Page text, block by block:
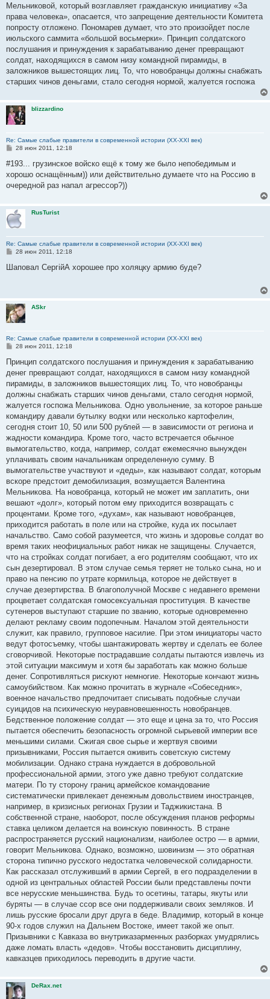
Мельниковой, который возглавляет гражданскую инициативу «За
права человека», опасается, что запрещение деятельности Комитета
попросту отложено. Пономарев думает, что это произойдет после
июльского саммита «большой восьмерки». Принцип солдатского
послушания и принуждения к зарабатыванию денег превращают
солдат, находящихся в самом низу командной пирамиды, в
заложников вышестоящих лиц. То, что новобранцы должны снабжать
старших чинов деньгами, стало сегодня нормой, жалуется госпожа
blizzardino
Re: Самые слабые правители в современной истории (XX-XXI век)
С
о
щ
е
е
28 июн 2011, 12:18
#193... грузинское войско ещё к тому же было непобедимым и
хорошо оснащённым)) или действительно думаете что на Россию в
очередной раз напал агрессор?))
RusTurist
Re: Самые слабые правители в современной истории (XX-XXI век)
С
о
е
28 июн 2011, 12:18
Шаповал СергійА хорошее про холяцку армию буде?
ASkr
Re: Самые слабые правители в современной истории (XX-XXI век)
С
о
щ
е
н
и
е
28 июн 2011, 12:18
Принцип солдатского послушания и принуждения к зарабатыванию
денег превращают солдат, находящихся в самом низу командной
пирамиды, в заложников вышестоящих лиц. То, что новобранцы
должны снабжать старших чинов деньгами, стало сегодня нормой,
жалуется госпожа Мельникова. Одно увольнение, за которое раньше
командиру давали бутылку водки или несколько картофелин,
сегодня стоит 10, 50 или 500 рублей — в зависимости от региона и
жадности командира. Кроме того, часто встречается обычное
вымогательство, когда, например, солдат ежемесячно вынужден
уплачивать своим начальникам определенную сумму. В
вымогательстве участвуют и «деды», как называют солдат, которым
вскоре предстоит демобилизация, возмущается Валентина
Мельникова. На новобранца, который не может им заплатить, они
вешают «долг», который потом ему приходится возвращать с
процентами. Кроме того, «духам», как называют новобранцев,
приходится работать в поле или на стройке, куда их посылает
начальство. Само собой разумеется, что жизнь и здоровье солдат во
время таких неофициальных работ никак не защищены. Случается,
что на стройках солдат погибает, а его родителям сообщают, что их
сын дезертировал. В этом случае семья теряет не только сына, но и
право на пенсию по утрате кормильца, которое не действует в
случае дезертирства. В благополучной Москве с недавнего времени
процветает солдатская гомосексуальная проституция. В качестве
сутенеров выступают старшие по званию, которые одновременно
делают рекламу своим подопечным. Началом этой деятельности
служит, как правило, групповое насилие. При этом инициаторы часто
ведут фотосъемку, чтобы шантажировать жертву и сделать ее более
сговорчивой. Некоторые пострадавшие солдаты пытаются извлечь из
этой ситуации максимум и хотя бы заработать как можно больше
денег. Сопротивляться рискуют немногие. Некоторые кончают жизнь
самоубийством. Как можно прочитать в журнале «Собеседник»,
военное начальство предпочитает списывать подобные случаи
суицидов на психическую неуравновешенность новобранцев.
Бедственное положение солдат — это еще и цена за то, что Россия
пытается обеспечить безопасность огромной сырьевой империи все
меньшими силами. Сжигая свое сырье и жертвуя своими
призывниками, Россия пытается оживить советскую систему
мобилизации. Однако страна нуждается в добровольной
профессиональной армии, этого уже давно требуют солдатские
матери. По ту сторону границ армейское командование
систематически привлекает денежным довольствием иностранцев,
например, в кризисных регионах Грузии и Таджикистана. В
собственной стране, наоборот, после обсуждения планов реформы
ставка целиком делается на воинскую повинность. В стране
распространяется русский национализм, наиболее остро — в армии,
говорит Мельникова. Однако, возможно, шовинизм — это обратная
сторона типично русского недостатка человеческой солидарности.
Как рассказал отслуживший в армии Сергей, в его подразделении в
одной из центральных областей России были представлены почти
все нерусские меньшинства. Будь то осетины, татары, якуты или
буряты — в случае ссор все они поддерживали своих земляков. И
лишь русские бросали друг друга в беде. Владимир, который в конце
90-х годов служил на Дальнем Востоке, имеет такой же опыт.
Призывники с Кавказа во внутриказарменных разборках умудрялись
даже ломать власть «дедов». Чтобы восстановить дисциплину,
кавказцев приходилось переводить в другие части.
DeRax.net